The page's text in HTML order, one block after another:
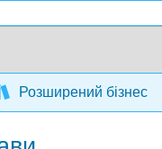
Розширений бізнес